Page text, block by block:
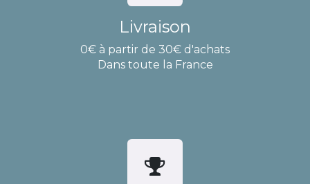
Livraison
0€ à partir de 30€ d'achats
Dans toute la France